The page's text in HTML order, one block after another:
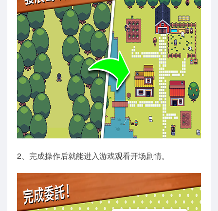
2、完成操作后就能进入游戏观看开场剧情。